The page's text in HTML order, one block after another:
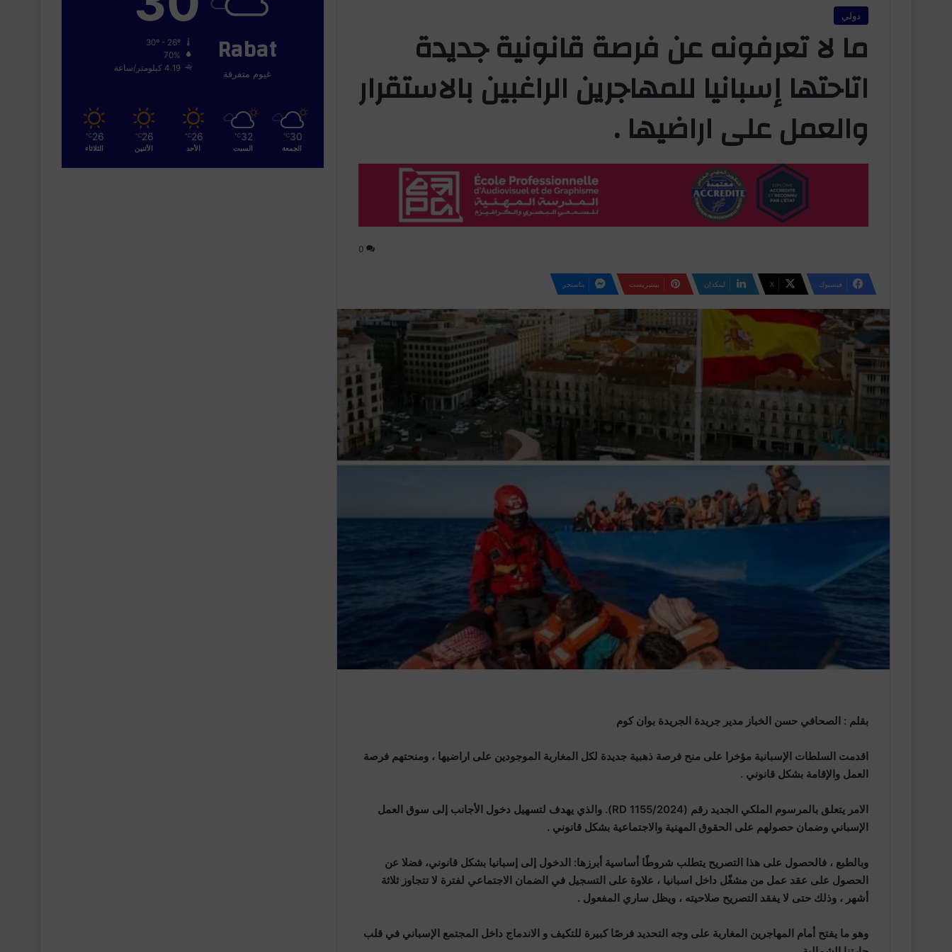
دولي
ما لا تعرفونه عن فرصة قانونية جديدة
اتاحتها إسبانيا للمهاجرين الراغبين بالاستقرار
والعمل على اراضيها .
0
فيسبوك ‫X لينكدإن بينتيريست ماسنجر
بقلم : الصحافي حسن الخباز مدير جريدة الجريدة بوان كوم
اقدمت السلطات الإسبانية مؤخرا على منح فرصة ذهبية جديدة لكل المغاربة الموجودين على اراضيها ، ومنحتهم فرصة
العمل والإقامة بشكل قانوني .
الامر يتعلق بالمرسوم الملكي الجديد رقم (RD 1155/2024). والذي يهدف لتسهيل دخول الأجانب إلى سوق العمل
الإسباني وضمان حصولهم على الحقوق المهنية والاجتماعية بشكل قانوني .
وبالطبع ، فالحصول على هذا التصريح يتطلب شروطًا أساسية أبرزها: الدخول إلى إسبانيا بشكل قانوني، فضلا عن
الحصول على عقد عمل من مشغّل داخل اسبانيا ، علاوة على التسجيل في الضمان الاجتماعي لفترة لا تتجاوز ثلاثة
أشهر ، وذلك حتى لا يفقد التصريح صلاحيته ، ويظل ساري المفعول .
وهو ما يفتح أمام المهاجرين المغاربة على وجه التحديد فرصًا كبيرة للتكيف و الاندماج داخل المجتمع الإسباني في قلب
Rabat
غيوم متفرقة
70%
4.19 كيلومتر/ساعة
30
℃
الجمعة
32
℃
السبت
26
℃
الأحد
26
℃
الأثنين
26
℃
الثلاثاء